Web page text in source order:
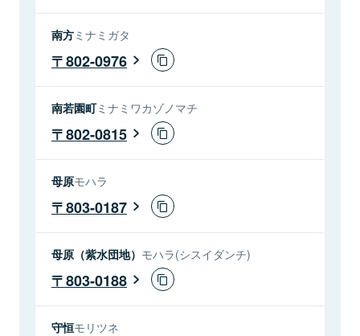
南方ミナミガタ
802-0976
南若園町ミナミワカゾノマチ
802-0815
母原モハラ
803-0187
母原（紫水団地） モハラ(シスイダンチ)
803-0188
守恒モリツネ